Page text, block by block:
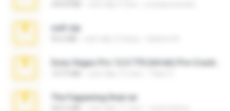
ouh!.zip
The Fappening final.rar